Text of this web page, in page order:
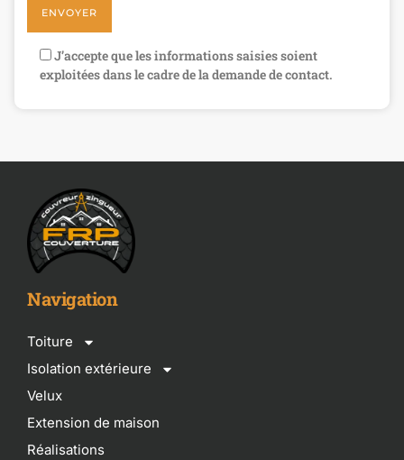
J’accepte que les informations saisies soient
exploitées dans le cadre de la demande de contact.
Navigation
Toiture
Isolation extérieure
Velux
Extension de maison
Réalisations